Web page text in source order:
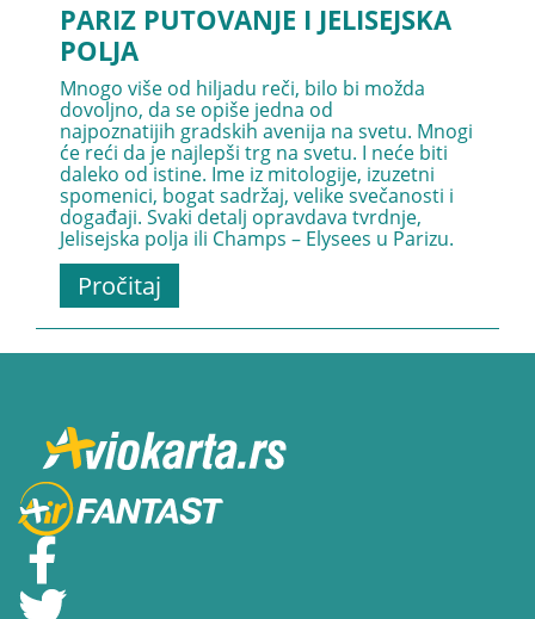
PARIZ PUTOVANJE I JELISEJSKA
POLJA
Mnogo više od hiljadu reči, bilo bi možda
dovoljno, da se opiše jedna od
najpoznatijih gradskih avenija na svetu. Mnogi
će reći da je najlepši trg na svetu. I neće biti
daleko od istine. Ime iz mitologije, izuzetni
spomenici, bogat sadržaj, velike svečanosti i
događaji. Svaki detalj opravdava tvrdnje,
Jelisejska polja ili Champs – Elysees u Parizu.
Pročitaj